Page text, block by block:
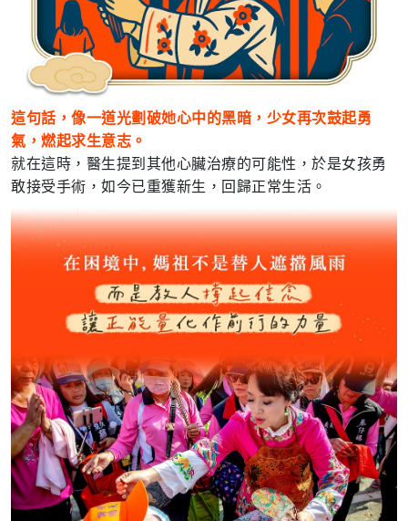
這句話，像一道光劃破她心中的黑暗，少女再次鼓起勇
氣，燃起求生意志。
就在這時，醫生提到其他心臟治療的可能性，於是女孩勇
敢接受手術，如今已重獲新生，回歸正常生活。